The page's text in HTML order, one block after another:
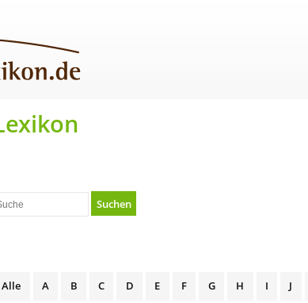
Suchen
Alle A B C D E F G H I J